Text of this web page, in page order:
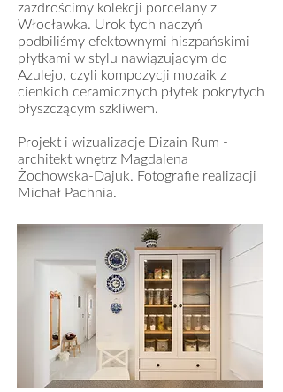
zazdrościmy kolekcji porcelany z
Włocławka. Urok tych naczyń
podbiliśmy efektownymi hiszpańskimi
płytkami w stylu nawiązującym do
Azulejo, czyli kompozycji mozaik z
cienkich ceramicznych płytek pokrytych
błyszczącym szkliwem.
Projekt i wizualizacje Dizain Rum -
architekt wnętrz Magdalena
Żochowska-Dajuk. Fotografie realizacji
Michał Pachnia.